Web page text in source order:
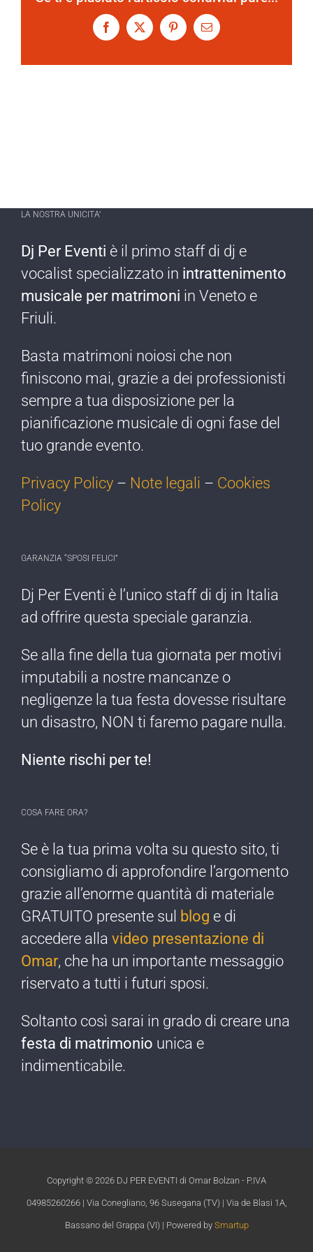
Facebook
X PinterestEmail
LA NOSTRA UNICITA’
Dj Per Eventi è il primo staff di dj e
vocalist specializzato in intrattenimento
musicale per matrimoni in Veneto e
Friuli.
Basta matrimoni noiosi che non
finiscono mai, grazie a dei professionisti
sempre a tua disposizione per la
pianificazione musicale di ogni fase del
tuo grande evento.
Privacy Policy – Note legali – Cookies
Policy
GARANZIA “SPOSI FELICI”
Dj Per Eventi è l’​unico staff di dj ​in Italia
ad offrire ​questa speciale garanzia.
Se alla fine della tua giornata per motivi
imputabili a nostre mancanze o
negligenze ​la tua festa dovesse risultare
un disastro, NON ti faremo pagare nulla​.
Niente rischi per te!​
COSA FARE ORA?
Se è la tua prima ​volta su questo sito, ti
consigliamo di approfondire l’argomento
grazie all’enorme quantità di materiale
GRATUITO presente sul blog e di
accedere alla video presentazione di
Omar, che ha un importante messaggio
riservato a tutti i futuri sposi.
Soltanto così sarai in grado di creare una
festa di matrimonio unica e
indimenticabile.​
Copyright © 2026 DJ PER EVENTI di Omar Bolzan - P.IVA
04985260266 | Via Conegliano, 96 Susegana (TV) | Via de Blasi 1A,
Bassano del Grappa (VI) | Powered by Smartup